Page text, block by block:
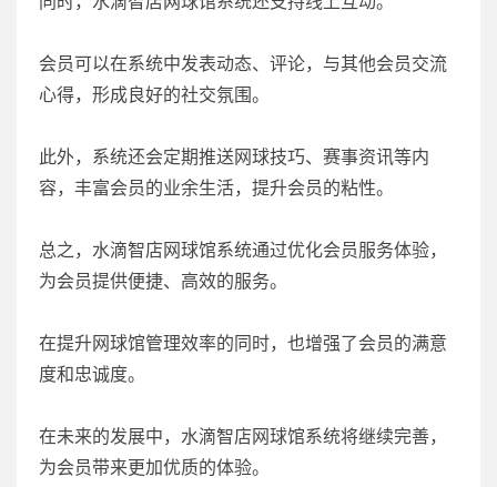
会员可以在系统中发表动态、评论，与其他会员交流
心得，形成良好的社交氛围。
此外，系统还会定期推送网球技巧、赛事资讯等内
容，丰富会员的业余生活，提升会员的粘性。
总之，水滴智店网球馆系统通过优化会员服务体验，
为会员提供便捷、高效的服务。
在提升网球馆管理效率的同时，也增强了会员的满意
度和忠诚度。
在未来的发展中，水滴智店网球馆系统将继续完善，
为会员带来更加优质的体验。